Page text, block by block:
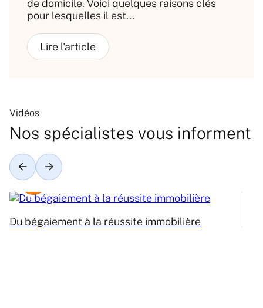
de domicile. Voici quelques raisons clés
pour lesquelles il est...
Vidéos
Nos spécialistes vous informent
Du bégaiement à la réussite immobilière